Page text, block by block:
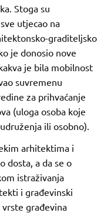
Stoga su
utjecao na
graditeljsko
je donosio nove
je bila mobilnost
suvremenu
za prihvaćanje
(uloga osoba koje
ili osobno).
arhitektima i
dosta, a da se o
istraživanja
i građevinski
građevina